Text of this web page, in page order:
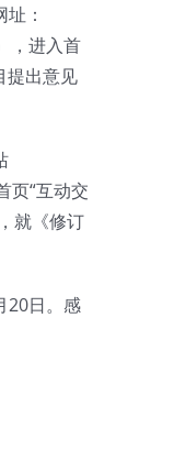
：
，进入首
提出意见
页“互动交
就《修订
20日。感